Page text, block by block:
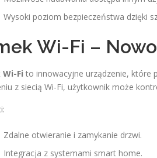
Wysoki poziom bezpieczeństwa dzięki
Wi-Fi –
Fi to innowacyjne urządzenie, które
z siecią Wi-Fi, użytkownik może
Zdalne otwieranie i zamykanie drzwi.
Integracja z systemami smart home.